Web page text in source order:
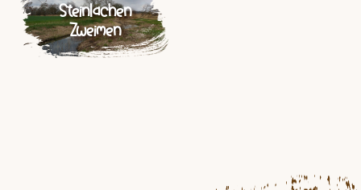
Steinlachen
Zweimen